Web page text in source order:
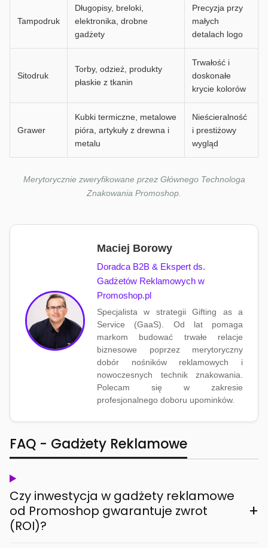
Tampodruk
Długopisy, breloki,
elektronika, drobne
gadżety
Precyzja przy
małych
detalach logo
Sitodruk
Torby, odzież, produkty
płaskie z tkanin
Trwałość i
doskonałe
krycie kolorów
Grawer
Kubki termiczne, metalowe
pióra, artykuły z drewna i
metalu
Nieścieralność
i prestiżowy
wygląd
Merytorycznie zweryfikowane przez Głównego Technologa
Znakowania Promoshop.
Maciej Borowy
Doradca B2B & Ekspert ds.
Gadżetów Reklamowych w
Promoshop.pl
Specjalista w strategii Gifting as a
Service (GaaS). Od lat pomaga
markom budować trwałe relacje
biznesowe poprzez merytoryczny
dobór nośników reklamowych i
nowoczesnych technik znakowania.
Polecam się w zakresie
profesjonalnego doboru upominków.
FAQ - Gadżety Reklamowe
Czy inwestycja w gadżety reklamowe
od Promoshop gwarantuje zwrot
(ROI)?
+